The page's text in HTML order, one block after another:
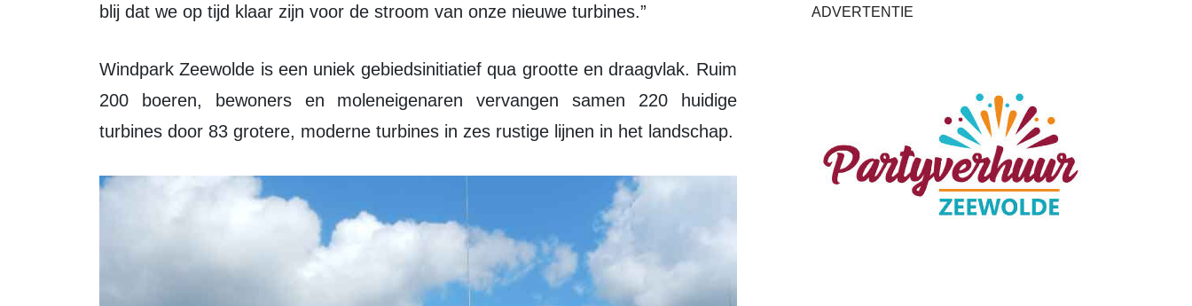
blij dat we op tijd klaar zijn voor de stroom van onze nieuwe turbines.”
Windpark Zeewolde is een uniek gebiedsinitiatief qua grootte en draagvlak. Ruim
200 boeren, bewoners en moleneigenaren vervangen samen 220 huidige
turbines door 83 grotere, moderne turbines in zes rustige lijnen in het landschap.
ADVERTENTIE